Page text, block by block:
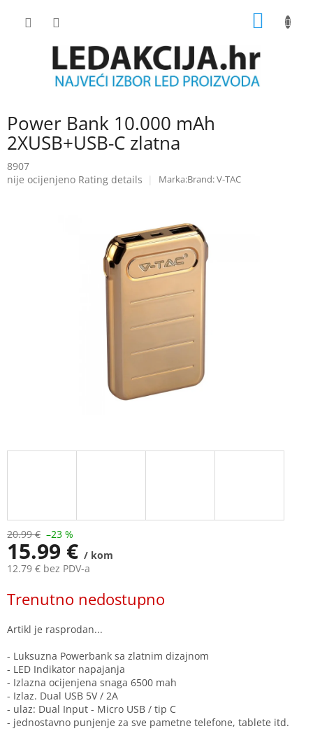
Power Bank 10.000 mAh
2XUSB+USB-C zlatna
8907
The
nije ocijenjeno Rating details Brand:V-TAC
20.99 € –23 %
15.99 € / kom
12.79 € bez PDV-a
price:
Trenutno nedostupno
- Luksuzna Powerbank sa zlatnim dizajnom
- LED Indikator napajanja
- Izlazna ocijenjena snaga 6500 mah
- Izlaz. Dual USB 5V / 2A
- ulaz: Dual Input - Micro USB / tip C
- jednostavno punjenje za sve pametne telefone, tablete itd.